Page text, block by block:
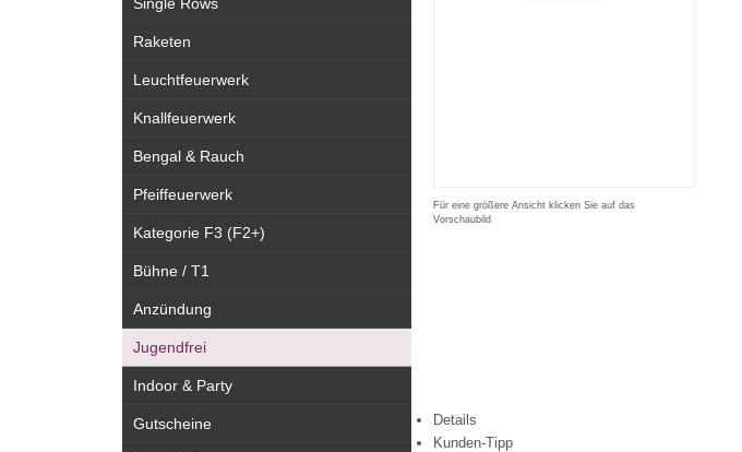
Für eine größere Ansicht klicken Sie auf das
Vorschaubild
Details
Kunden-Tipp
Raketen
Leuchtfeuerwerk
Knallfeuerwerk
Bengal & Rauch
Pfeiffeuerwerk
Kategorie F3 (F2+)
Bühne / T1
Anzündung
Jugendfrei
Indoor & Party
Gutscheine